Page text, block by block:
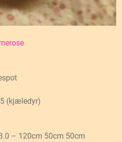
(kjæledyr)
– 120cm 50cm 50cm